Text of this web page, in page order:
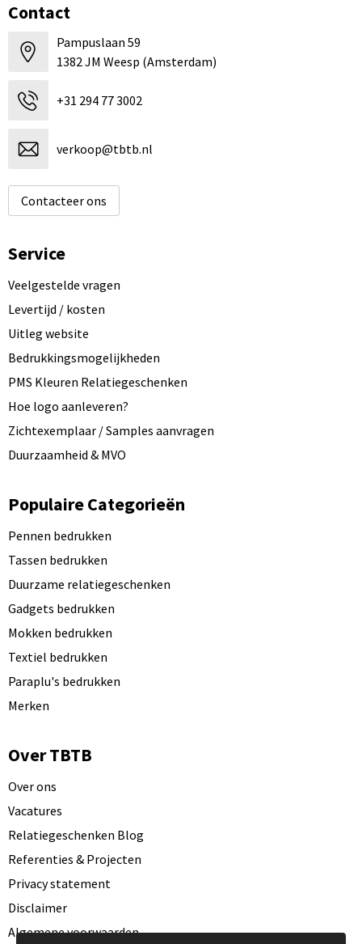
Contact
Pampuslaan 59
1382 JM Weesp (Amsterdam)
+31 294 77 3002
verkoop@tbtb.nl
Contacteer ons
Service
Veelgestelde vragen
Levertijd / kosten
Uitleg website
Bedrukkingsmogelijkheden
PMS Kleuren Relatiegeschenken
Hoe logo aanleveren?
Zichtexemplaar / Samples aanvragen
Duurzaamheid & MVO
Populaire Categorieën
Pennen bedrukken
Tassen bedrukken
Duurzame relatiegeschenken
Gadgets bedrukken
Mokken bedrukken
Textiel bedrukken
Paraplu's bedrukken
Merken
Over TBTB
Over ons
Vacatures
Relatiegeschenken Blog
Referenties & Projecten
Privacy statement
Disclaimer
Algemene voorwaarden